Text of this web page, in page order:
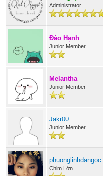
Administrator
Đào Hạnh
Junior Member
Melantha
Junior Member
Jakr00
Junior Member
phuonglinhdangoc
Chim Lớn